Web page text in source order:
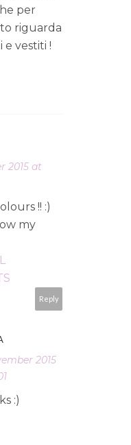
per
riguarda
e vestiti !
2015 at
!! :)
my
Reply
2015
:)